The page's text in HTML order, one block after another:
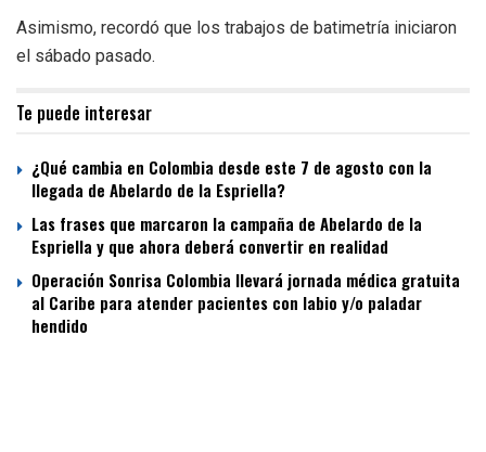
Asimismo, recordó que los trabajos de batimetría iniciaron
el sábado pasado.
Te puede interesar
¿Qué cambia en Colombia desde este 7 de agosto con la
llegada de Abelardo de la Espriella?
Las frases que marcaron la campaña de Abelardo de la
Espriella y que ahora deberá convertir en realidad
Operación Sonrisa Colombia llevará jornada médica gratuita
al Caribe para atender pacientes con labio y/o paladar
hendido